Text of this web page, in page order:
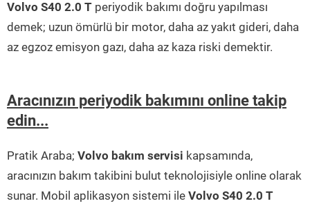
Volvo S40 2.0 T periyodik bakımı doğru yapılması
demek; uzun ömürlü bir motor, daha az yakıt gideri, daha
az egzoz emisyon gazı, daha az kaza riski demektir.
Aracınızın periyodik bakımını online takip
edin...
Pratik Araba; Volvo bakım servisi kapsamında,
aracınızın bakım takibini bulut teknolojisiyle online olarak
sunar. Mobil aplikasyon sistemi ile Volvo S40 2.0 T